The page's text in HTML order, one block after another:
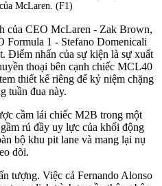
McLaren. (F1)
của CEO McLaren - Zak Brown,
Formula 1 - Stefano Domenicali
Điểm nhấn của sự kiện là sự xuất
thoại bên cạnh chiếc MCL40
thiết kế riêng để kỷ niệm chặng
tuần đua này.
cầm lái chiếc M2B trong một
rú đầy uy lực của khối động
bộ khu pit lane và mang lại nụ
dõi.
tượng. Việc cả Fernando Alonso